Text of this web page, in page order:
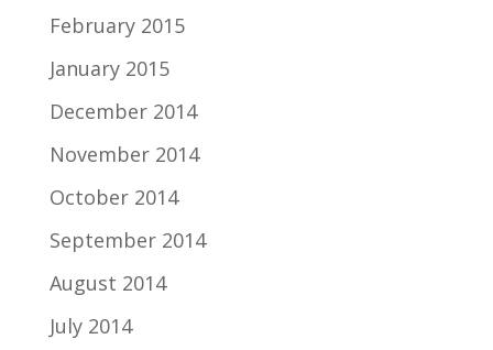
February 2015
January 2015
December 2014
November 2014
October 2014
September 2014
August 2014
July 2014